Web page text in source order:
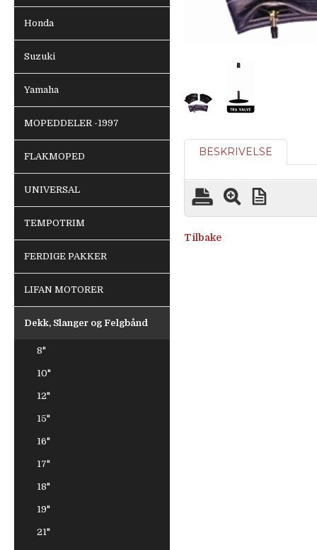
Honda
Suzuki
Yamaha
MOPEDDELER -1997
FLAKMOPED
UNIVERSAL
TEMPOTRIM
FERDIGE PAKKER
LIFAN MOTORER
Dekk, Slanger og Felgbånd
8"
10"
12"
15"
16"
17"
18"
19"
21"
BESKRIVELSE
Tilbake